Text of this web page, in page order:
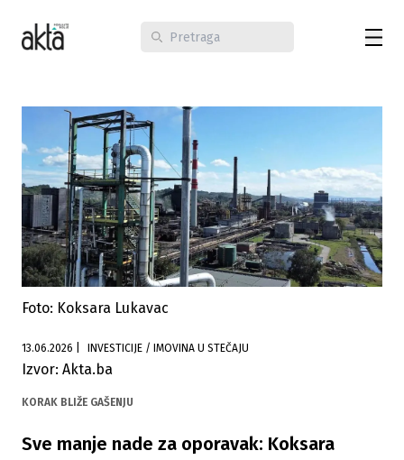
Foto: Koksara Lukavac
13.06.2026 INVESTICIJE / IMOVINA U STEČAJU
Izvor: Akta.ba
KORAK BLIŽE GAŠENJU
Sve manje nade za oporavak: Koksara